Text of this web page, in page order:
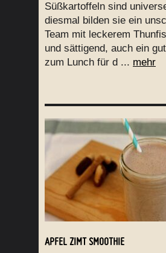
Süßkartoffeln sind
diesmal bilden sie ein
Team mit leckerem
und sättigend, auch ein
zum Lunch für d ... mehr
APFEL ZIMT SMOOTHIE